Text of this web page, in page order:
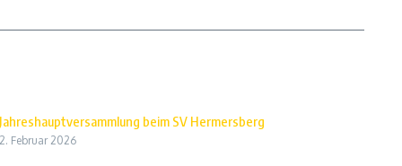
Jahreshauptversammlung beim SV Hermersberg
2. Februar 2026